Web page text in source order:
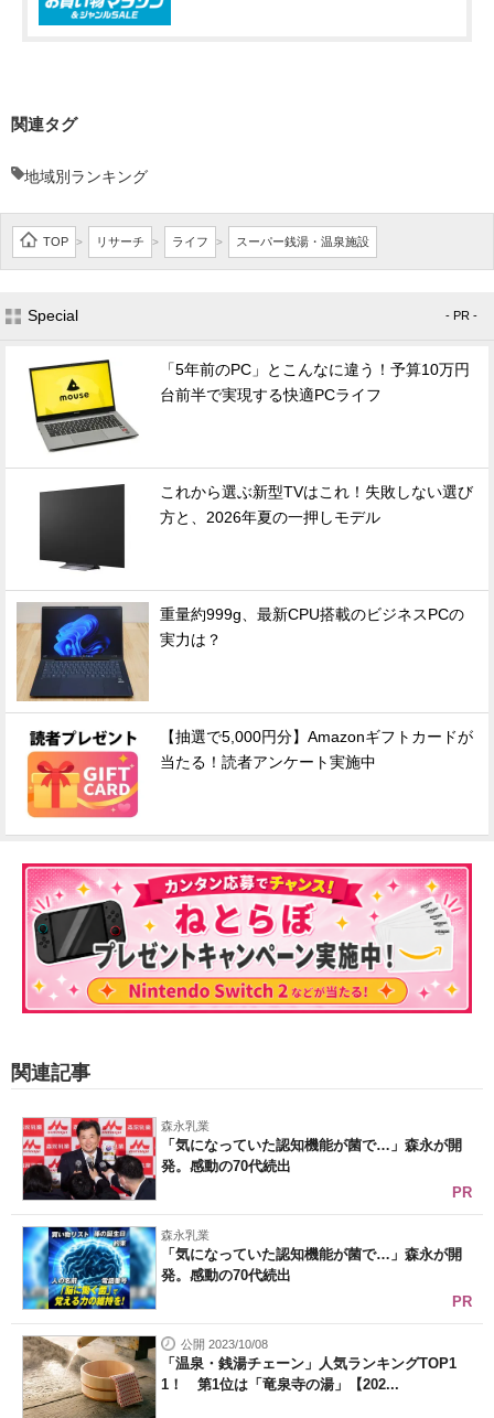
関連タグ
地域別ランキング
TOP > リサーチ > ライフ > スーパー銭湯・温泉施設
Special - PR -
「5年前のPC」とこんなに違う！予算10万円
台前半で実現する快適PCライフ
これから選ぶ新型TVはこれ！失敗しない選び
方と、2026年夏の一押しモデル
重量約999g、最新CPU搭載のビジネスPCの
実力は？
【抽選で5,000円分】Amazonギフトカードが
当たる！読者アンケート実施中
関連記事
森永乳業
「気になっていた認知機能が菌で…」森永が開
発。感動の70代続出
PR
森永乳業
「気になっていた認知機能が菌で…」森永が開
発。感動の70代続出
PR
公開 2023/10/08
「温泉・銭湯チェーン」人気ランキングTOP1
1！ 第1位は「竜泉寺の湯」【202...